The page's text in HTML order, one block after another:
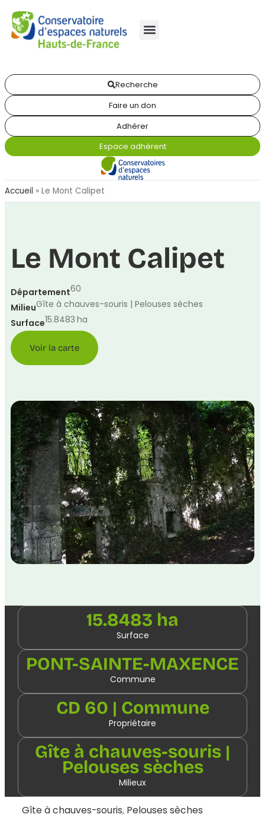
Recherche
Faire un don
Adhérer
Espace adhérent
Accueil » Le Mont Calipet
Le Mont Calipet
Département60
MilieuGîte à chauves-souris | Pelouses sèches
Surface15.8483 ha
Voir la carte
15.8483 ha
Surface
PONT-SAINTE-MAXENCE
Commune
CD 60 | Commune
Propriétaire
Gîte à chauves-souris |
Pelouses sèches
Milieux
Gîte à chauves-souris, Pelouses sèches